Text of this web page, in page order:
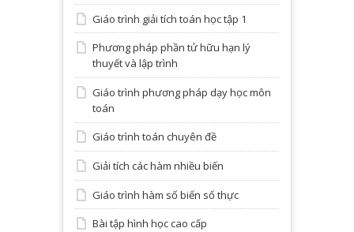
Giáo trình giải tích toán học tập 1
Phương pháp phần tử hữu hạn lý
thuyết và lập trình
Giáo trình phương pháp dạy học môn
toán
Giáo trình toán chuyên đề
Giải tích các hàm nhiều biến
Giáo trình hàm số biến số thực
Bài tập hình học cao cấp